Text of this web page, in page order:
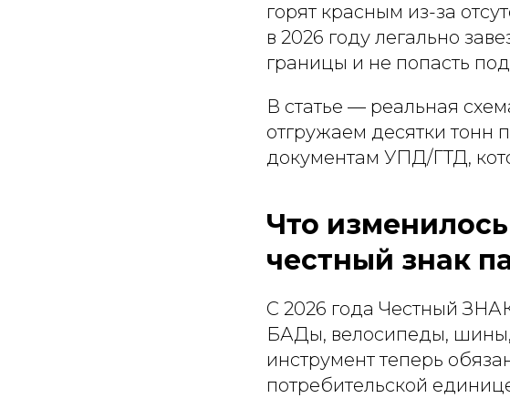
горят красным из-за
в 2026 году легально
границы и не попасть
В статье — реальная
отгружаем десятки
документам УПД/ГТД,
Что
честный знак
С 2026 года Честный
БАДы, велосипеды,
инструмент теперь
потребительской